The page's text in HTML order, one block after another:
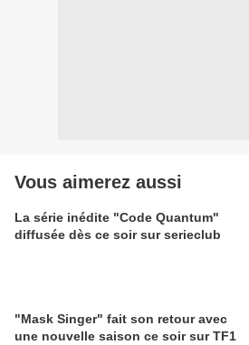
Vous aimerez aussi
La série inédite "Code Quantum"
diffusée dès ce soir sur serieclub
"Mask Singer" fait son retour avec
une nouvelle saison ce soir sur TF1